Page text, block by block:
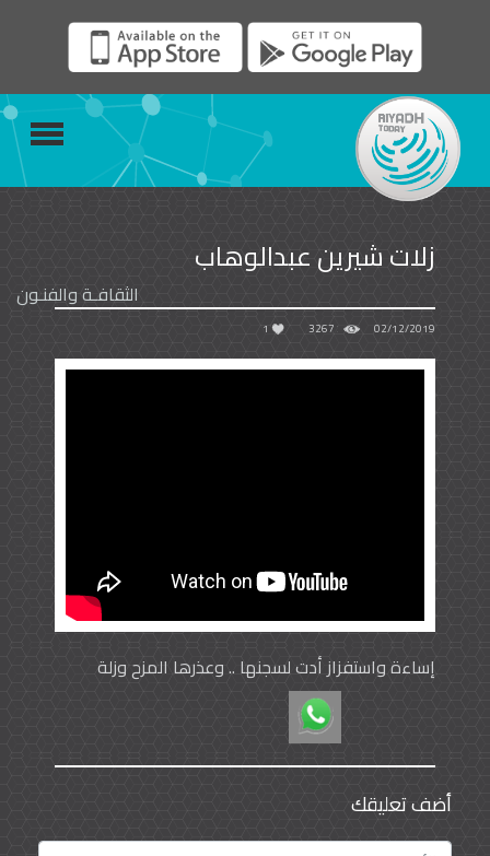
زلات شيرين عبدالوهاب
الثقافـة والفنـون
02/12/2019
3267
1
إساءة واستفزاز أدت لسجنها .. وعذرها المزح وزلة
اللسان
أضف تعليقك